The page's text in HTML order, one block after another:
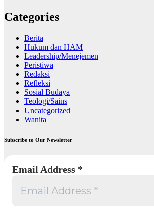
Categories
Berita
Hukum dan HAM
Leadership/Menejemen
Peristiwa
Redaksi
Refleksi
Sosial Budaya
Teologi/Sains
Uncategorized
Wanita
Subscribe to Our Newsletter
Email Address *